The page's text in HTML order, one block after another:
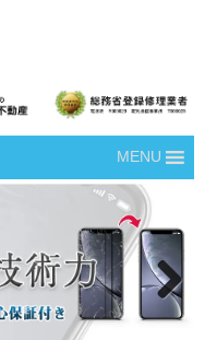
MENU
Next